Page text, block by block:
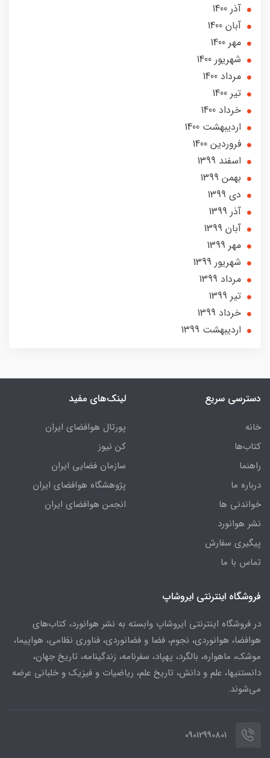
آذر 1400
آبان 1400
مهر 1400
شهریور 1400
مرداد 1400
تير 1400
خرداد 1400
ارديبهشت 1400
فروردین 1400
اسفند 1399
بهمن 1399
دی 1399
آذر 1399
آبان 1399
مهر 1399
شهریور 1399
مرداد 1399
تير 1399
خرداد 1399
ارديبهشت 1399
دسترسی سریع
خانه
کتاب‌ها
راهنما
درباره ما
خواندنی ها
نشر هوانورد
پیگیری سفارش
تماس با ما
لینک‌های مفید
پورتال هوافضای ایران
کن نیوز
سازمان فضایی ایران
پژوهشگاه هوافضای ایران
انجمن هوافضای ایران
فروشگاه اینترنتی ایروشاپ
در فروشگاه اینترنتی ایروشاپ وابسته به نشر هوانورد، کتاب‌های
هوافضا، هوانوردی، نجوم، فضا و فضانوردی، فناوری نظامی، هواپیما،
موشک، ماهواره، بالگرد، پهپاد، سفرنامه، زندگینامه، تاریخ جهان،
دانستنیها، علم و دانش، تاریخ علم، ریاضیات و فیزیک و خلبانی عرضه
می‌شوند.
09012990801